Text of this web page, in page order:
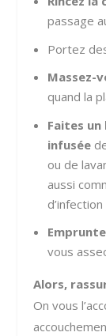
passage
Portez
Massez-
quand la
Faites un
infusée
ou de
aussi
vous
Alors,
On vous